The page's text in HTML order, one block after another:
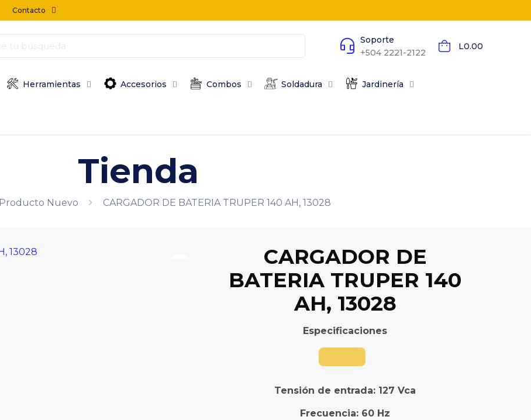
Contacto
Soporte
+504 2221-2122
L0.00
Herramientas Accesorios Combos Soldadura Jardinería
Tienda
Producto Nuevo CARGADOR DE BATERIA TRUPER 140 AH, 13028
CARGADOR DE
BATERIA TRUPER 140
AH, 13028
Especificaciones
Tensión de entrada: 127 Vca
Frecuencia: 60 Hz